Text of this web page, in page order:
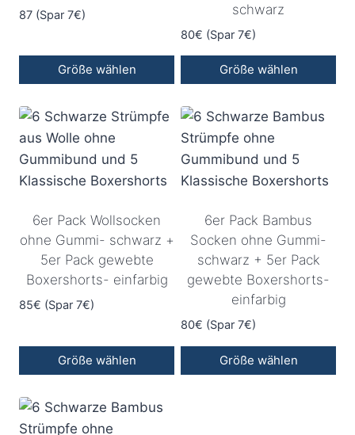
87 (Spar 7€)
Größe wählen
schwarz
80€ (Spar 7€)
Größe wählen
6er Pack Wollsocken
ohne Gummi- schwarz +
5er Pack gewebte
Boxershorts- einfarbig
85€ (Spar 7€)
Größe wählen
6er Pack Bambus
Socken ohne Gummi-
schwarz + 5er Pack
gewebte Boxershorts-
einfarbig
80€ (Spar 7€)
Größe wählen